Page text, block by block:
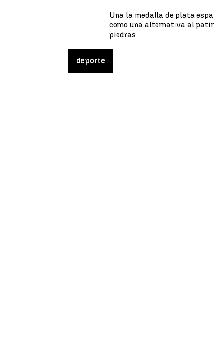
Una la medalla de plata
como una alternativa al
piedras.
deporte